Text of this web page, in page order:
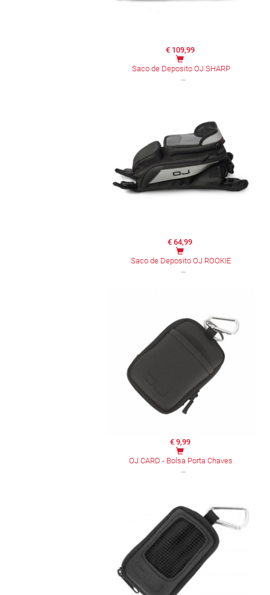
€ 109,99
Saco de Deposito OJ SHARP
€ 64,99
Saco de Deposito OJ ROOKIE
€ 9,99
OJ CARD - Bolsa Porta Chaves